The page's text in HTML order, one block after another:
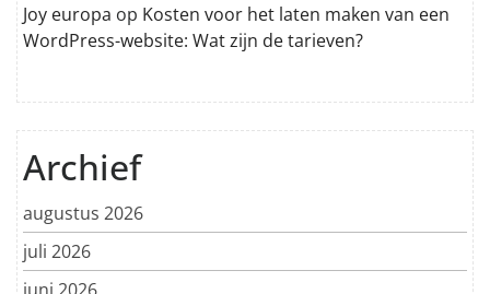
Joy europa op Kosten voor het laten maken van een
WordPress-website: Wat zijn de tarieven?
Archief
augustus 2026
juli 2026